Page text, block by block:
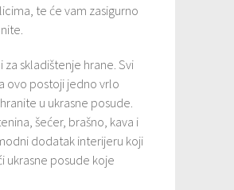
te će vam zasigurno
skladištenje hrane. Svi
ovo postoji jedno vrlo
u ukrasne posude.
šećer, brašno, kava i
dodatak interijeru koji
ukrasne posude koje